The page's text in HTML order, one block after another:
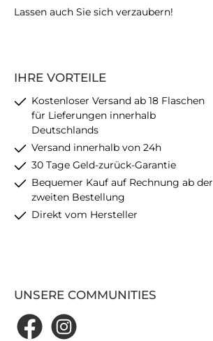
IHRE VORTEILE
Kostenloser Versand ab 18 Flaschen
für Lieferungen innerhalb
Deutschlands
Versand innerhalb von 24h
30 Tage Geld-zurück-Garantie
Bequemer Kauf auf Rechnung ab der
zweiten Bestellung
Direkt vom Hersteller
Lassen auch Sie sich verzaubern!
UNSERE COMMUNITIES